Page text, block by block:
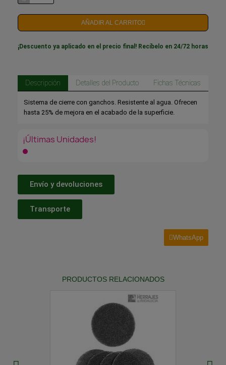
AÑADIR AL CARRITO
¡Descuento ya aplicado en el precio final! Recíbelo en 24/72 horas
Descripción Detalles del Producto Fichas Técnicas
Sistema de cierre con ganchos. Resistente al agua. Ofrecen
hasta 25% de mejora en el acabado de la superficie.
¡Últimas Unidades!
Envío y devoluciones
Transporte
WhatsApp
PRODUCTOS RELACIONADOS